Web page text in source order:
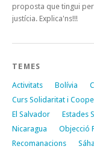
proposta que tingui
justícia. Explica'ns!!!
TEMES
Activitats Bolívia
Curs Solidaritat i
El Salvador
Estades
Nicaragua
Objecció
Recomanacions